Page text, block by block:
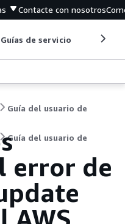
Contacte con nosotros
Guías de servicio
Guía del usuario de
Guía del usuario de
error de
AWS